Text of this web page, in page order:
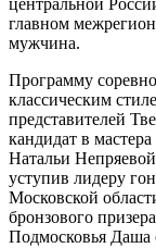
центральной
главном
мужчина.
Программу
классическим
представителей
кандидат в мастера
Натальи
уступив лидеру
Московской
бронзового
Подмосковья Даша